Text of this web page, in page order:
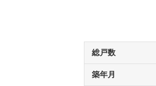
総戸数
築年月